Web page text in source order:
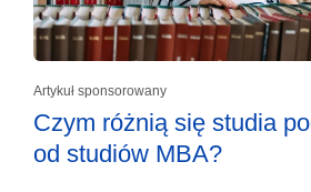
Artykuł sponsorowany
Czym różnią się studia
od studiów MBA?